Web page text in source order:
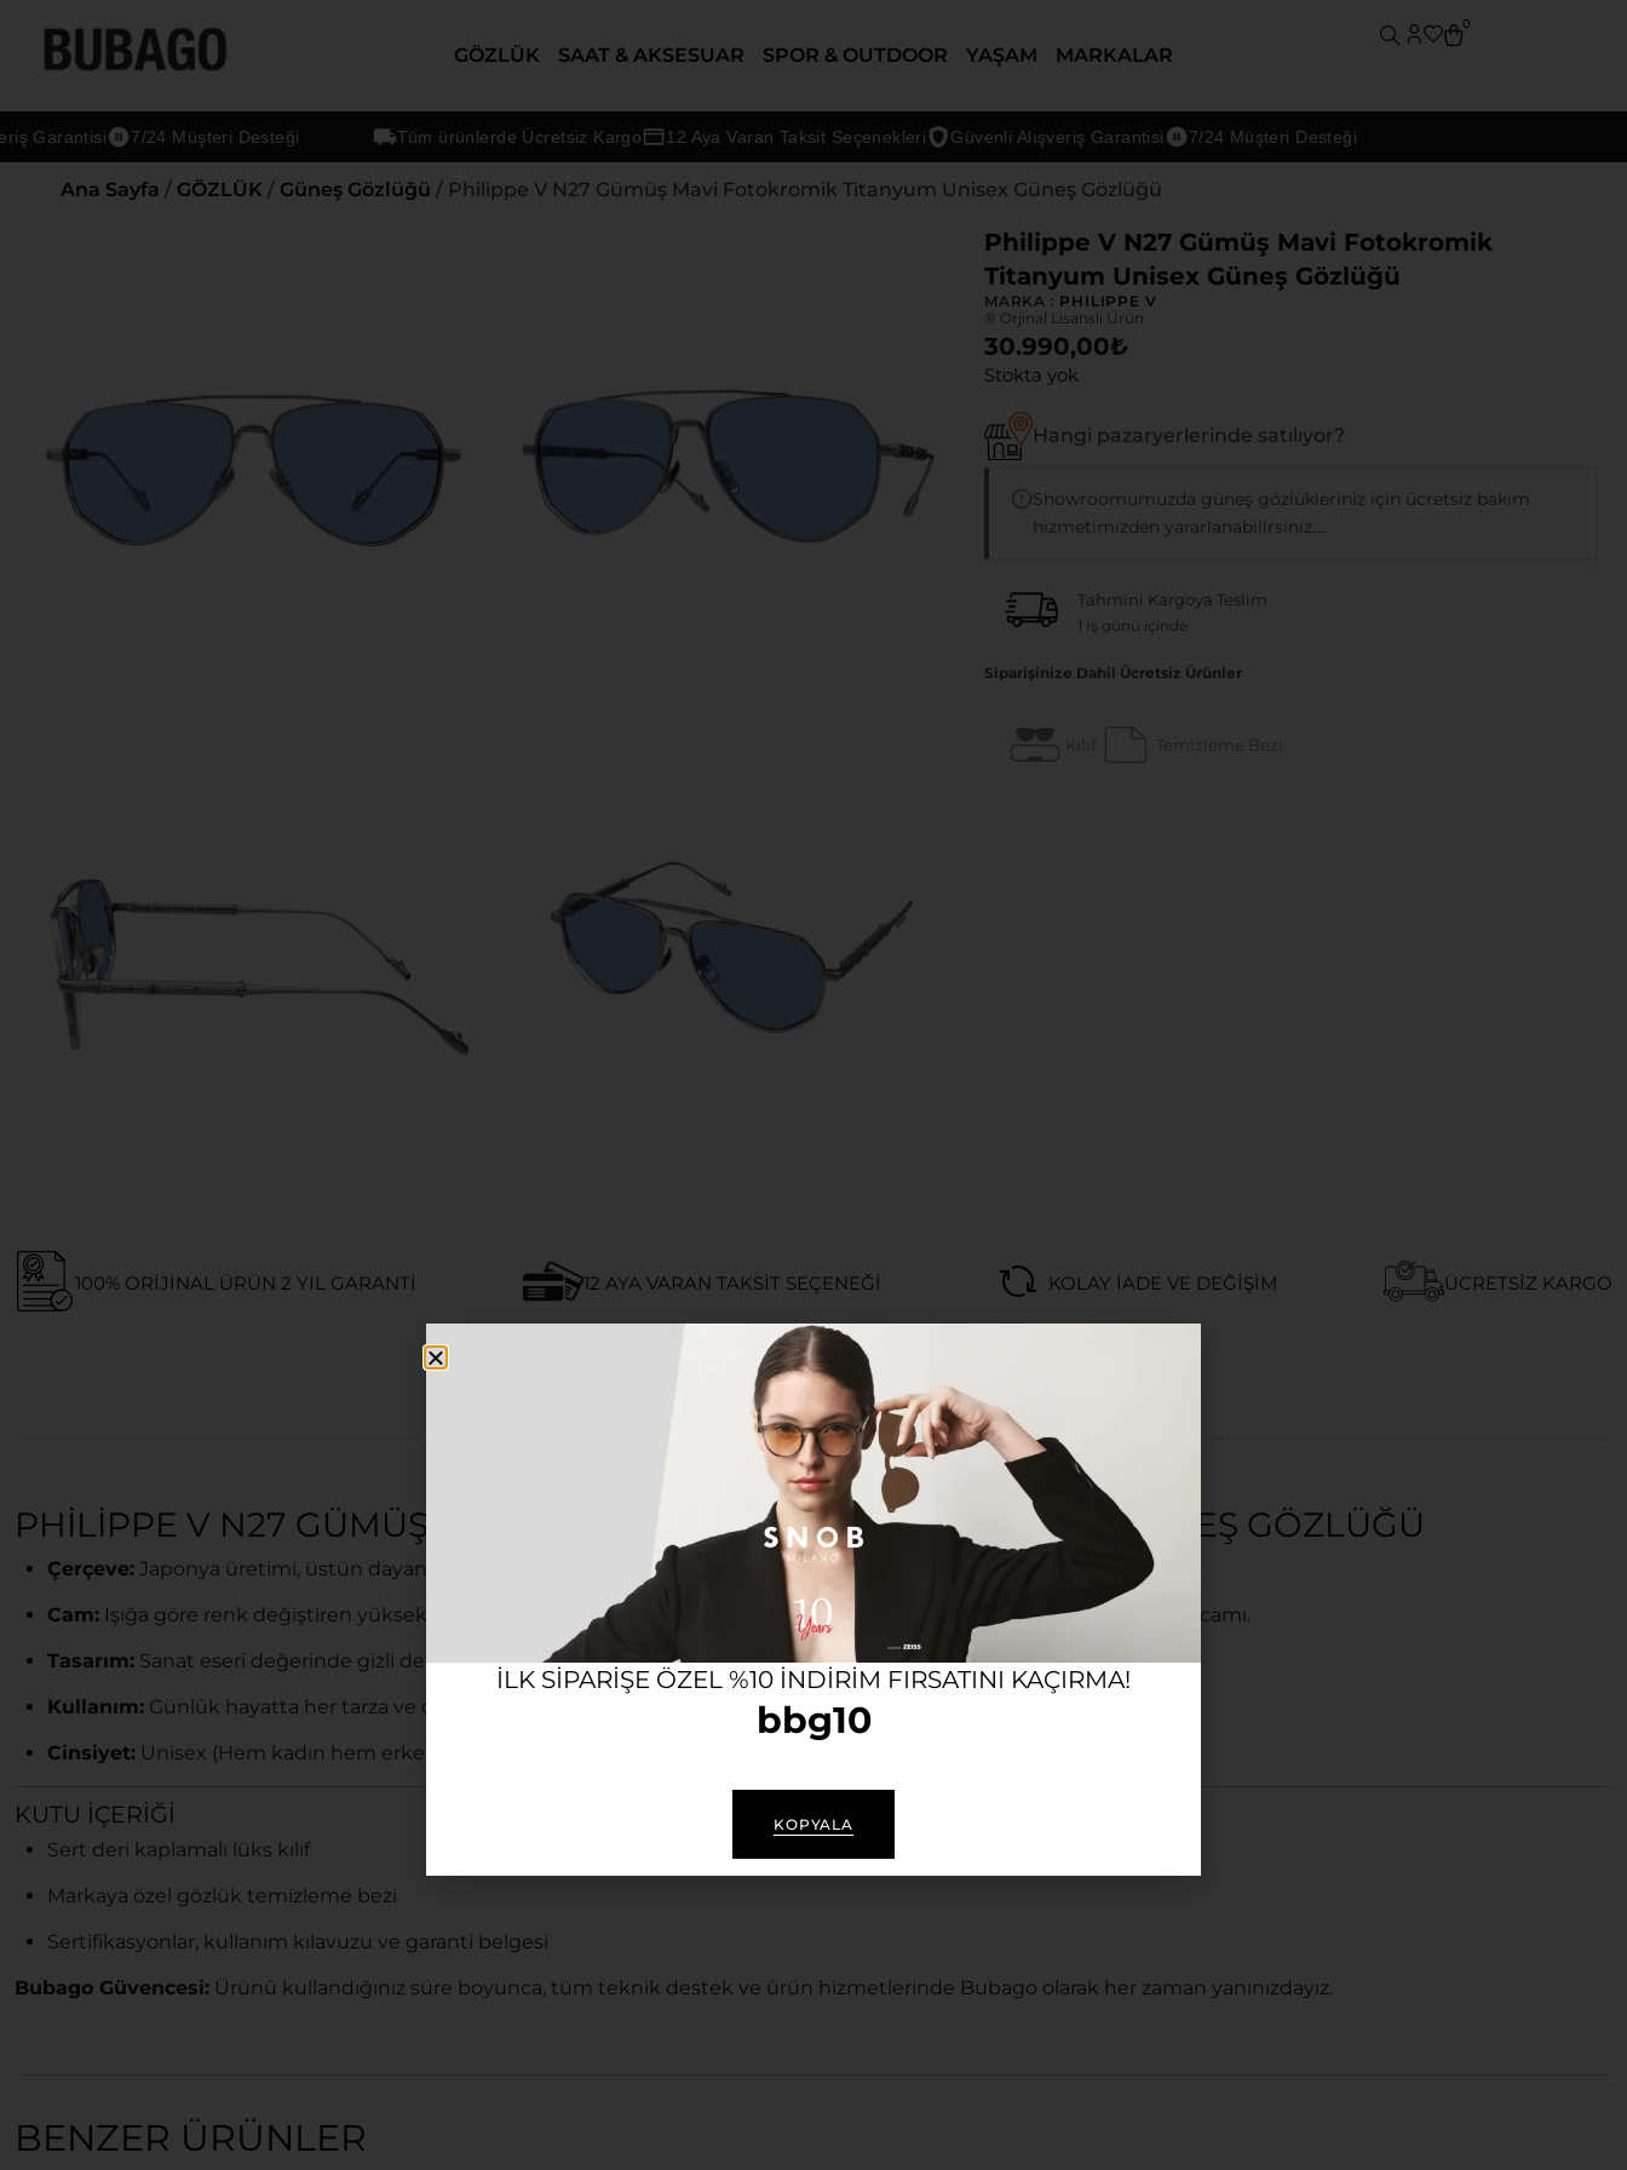
GÖZLÜK SAAT & AKSESUAR SPOR & OUTDOOR YAŞAM MARKALAR
0
7/24 Müşteri Desteği Tüm ürünlerde Ücretsiz Kargo 12 Aya Varan Taksit Seçenekleri Güvenli Alışveriş Garantisi 7/24 Müşteri Desteği
Ana Sayfa / GÖZLÜK / Güneş Gözlüğü / Philippe V N27 Gümüş Mavi Fotokromik Titanyum Unisex Güneş Gözlüğü
Philippe V N27 Gümüş Mavi Fotokromik
Titanyum Unisex Güneş Gözlüğü
MARKA : PHILIPPE V
® Orjinal Lisanslı Ürün
30.990,00₺
Stokta yok
Hangi pazaryerlerinde satılıyor?
Showroomumuzda güneş gözlükleriniz için ücretsiz bakım
hizmetimizden yararlanabilirsiniz....
Tahmini Kargoya Teslim
1 İş günü içinde
Siparişinize Dahil Ücretsiz Ürünler
Kılıf Temizleme Bezi
100% ORIJINAL ÜRÜN 2 YIL GARANTI 12 AYA VARAN TAKSIT SEÇENEĞI KOLAY İADE VE DEĞIŞIM ÜCRETSIZ KARGO
Açıklama Ek bilgi
PHILIPPE V N27 GÜMÜŞ MAVI FOTOKROMIK TITANYUM UNISEX GÜNEŞ GÖZLÜĞÜ
Çerçeve: Japonya üretimi, üstün dayanıklılık ve hafiflik sunan gümüş renkli premium titanyum gövde.
Cam: Işığa göre renk değiştiren yüksek teknolojili mavi fotokromik
(akıllı cam) yapı ve tam korumalı UV güneş gözlüğü camı.
Tasarım: Sanat eseri değerinde gizli detaylara ve markaya özgü damgalara sahip, sofistike çizgiler.
Kullanım: Günlük hayatta her tarza ve değişen ışık koşullarına zahmetsizce uyum sağlayan konforlu yapı.
Cinsiyet: Unisex (Hem kadın hem erkek kullanımına uygun).
KUTU İÇERIĞI
Sert deri kaplamalı lüks kılıf
Markaya özel gözlük temizleme bezi
Sertifikasyonlar, kullanım kılavuzu ve garanti belgesi
Bubago Güvencesi: Ürünü kullandığınız süre boyunca, tüm teknik destek ve ürün hizmetlerinde Bubago olarak her zaman yanınızdayız.
BENZER ÜRÜNLER
ILK SIPARIŞE ÖZEL %10 INDIRIM FIRSATINI KAÇIRMA!
bbg10
KOPYALA